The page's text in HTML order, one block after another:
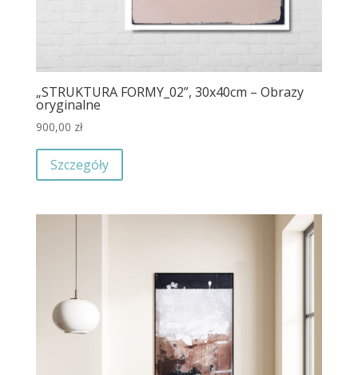
„STRUKTURA FORMY_02”, 30x40cm – Obrazy
oryginalne
900,00 zł
Szczegóły